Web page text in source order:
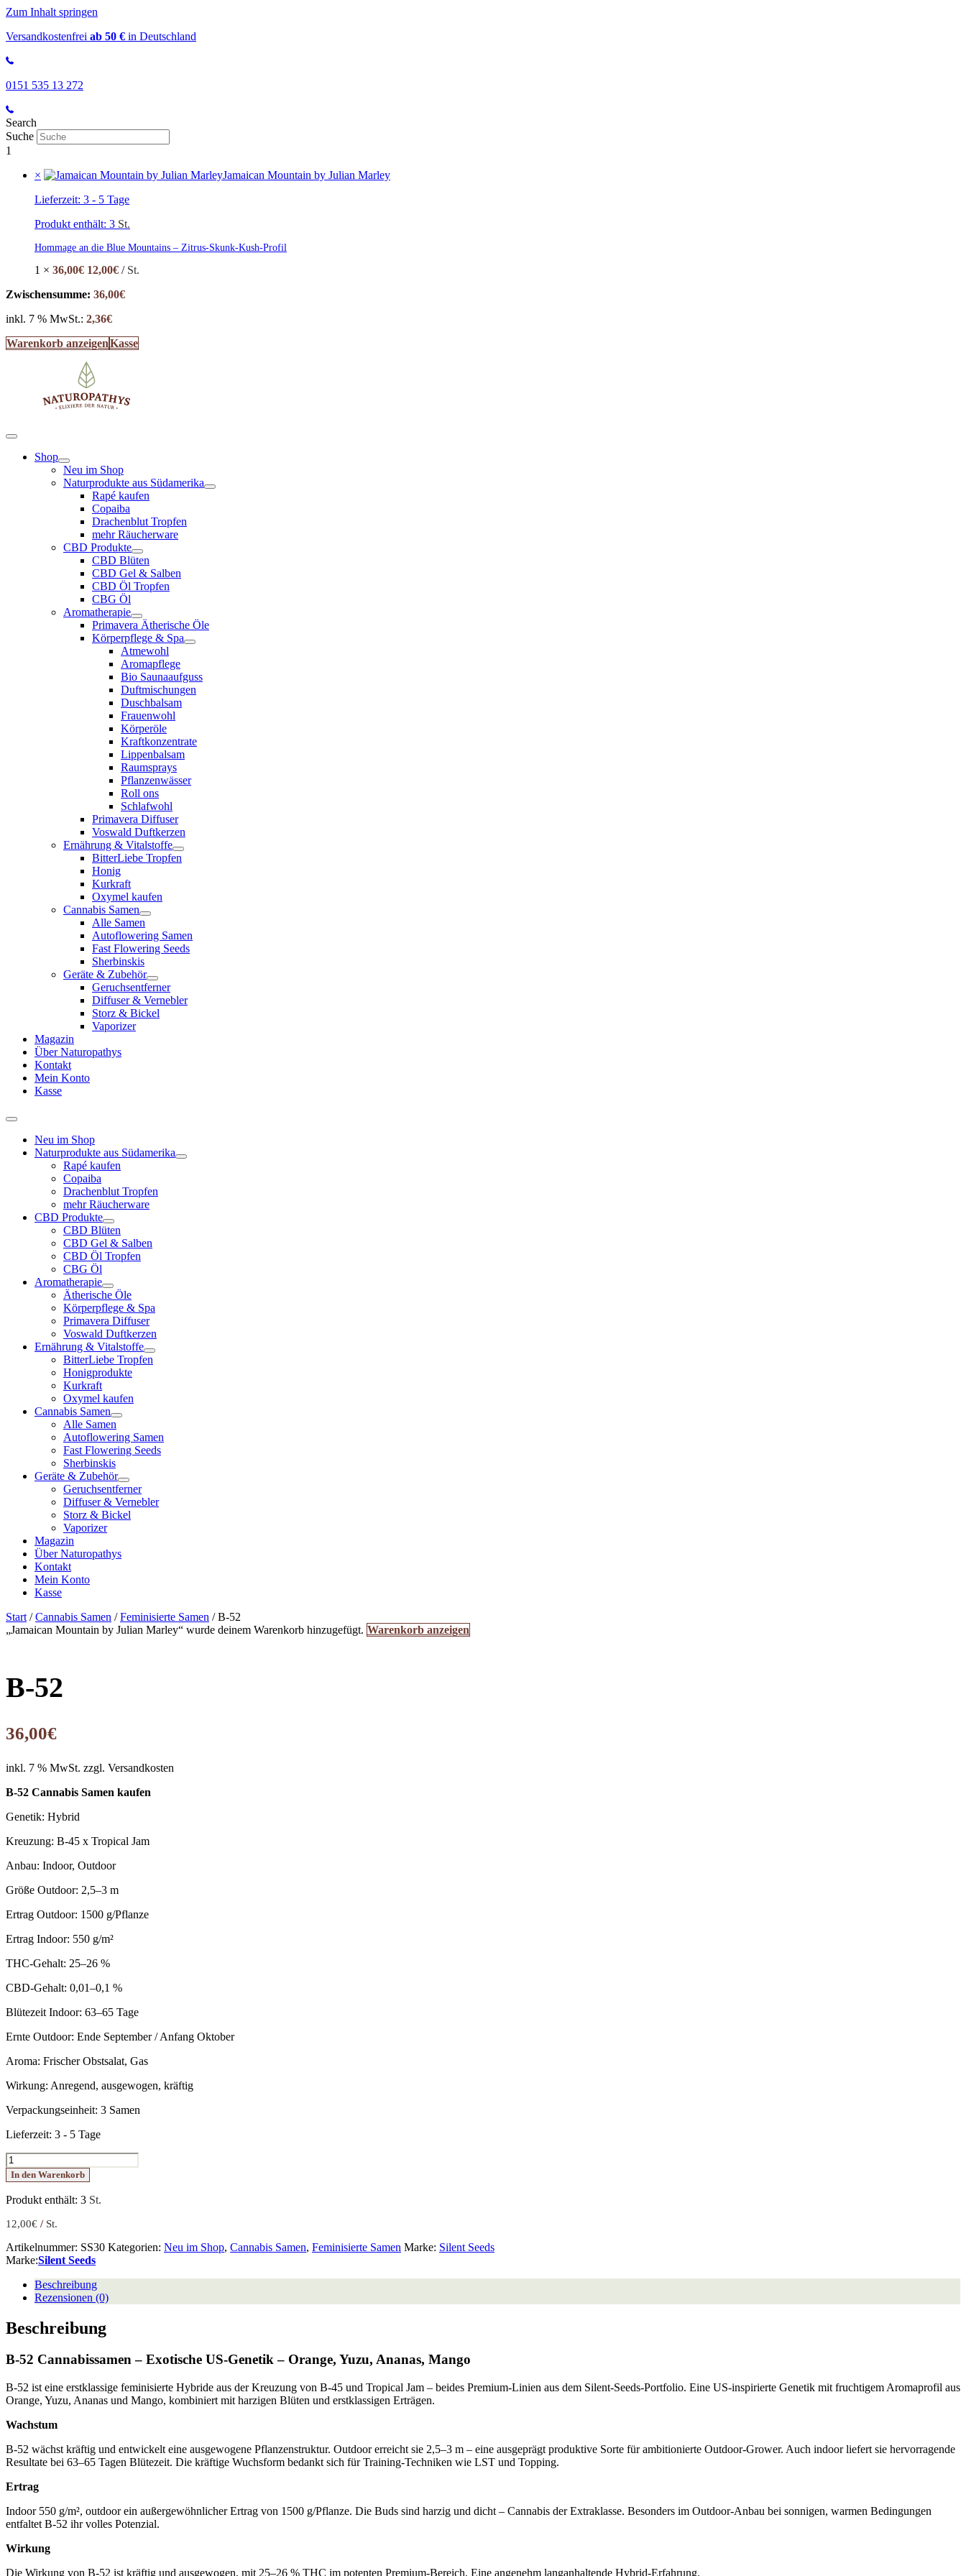
Zum Inhalt springen
Versandkostenfrei ab 50 € in Deutschland
0151 535 13 272
Search
Suche
1
×
Jamaican Mountain by Julian Marley
Lieferzeit: 3 - 5 Tage
Produkt enthält: 3 St.
Hommage an die Blue Mountains – Zitrus-Skunk-Kush-Profil
1 × 36,00€ 12,00€ / St.
Zwischensumme: 36,00€
inkl. 7 % MwSt.: 2,36€
Warenkorb anzeigenKasse
Shop
Neu im Shop
Naturprodukte aus Südamerika
Rapé kaufen
Copaiba
Drachenblut Tropfen
mehr Räucherware
CBD Produkte
CBD Blüten
CBD Gel & Salben
CBD Öl Tropfen
CBG Öl
Aromatherapie
Primavera Ätherische Öle
Körperpflege & Spa
Atmewohl
Aromapflege
Bio Saunaaufguss
Duftmischungen
Duschbalsam
Frauenwohl
Körperöle
Kraftkonzentrate
Lippenbalsam
Raumsprays
Pflanzenwässer
Roll ons
Schlafwohl
Primavera Diffuser
Voswald Duftkerzen
Ernährung & Vitalstoffe
BitterLiebe Tropfen
Honig
Kurkraft
Oxymel kaufen
Cannabis Samen
Alle Samen
Autoflowering Samen
Fast Flowering Seeds
Sherbinskis
Geräte & Zubehör
Geruchsentferner
Diffuser & Vernebler
Storz & Bickel
Vaporizer
Magazin
Über Naturopathys
Kontakt
Mein Konto
Kasse
Neu im Shop
Naturprodukte aus Südamerika
Rapé kaufen
Copaiba
Drachenblut Tropfen
mehr Räucherware
CBD Produkte
CBD Blüten
CBD Gel & Salben
CBD Öl Tropfen
CBG Öl
Aromatherapie
Ätherische Öle
Körperpflege & Spa
Primavera Diffuser
Voswald Duftkerzen
Ernährung & Vitalstoffe
BitterLiebe Tropfen
Honigprodukte
Kurkraft
Oxymel kaufen
Cannabis Samen
Alle Samen
Autoflowering Samen
Fast Flowering Seeds
Sherbinskis
Geräte & Zubehör
Geruchsentferner
Diffuser & Vernebler
Storz & Bickel
Vaporizer
Magazin
Über Naturopathys
Kontakt
Mein Konto
Kasse
Start /Cannabis Samen /Feminisierte Samen / B-52
„Jamaican Mountain by Julian Marley“ wurde deinem Warenkorb hinzugefügt. Warenkorb anzeigen
B-52
36,00€
inkl. 7 % MwSt. zzgl. Versandkosten
B-52 Cannabis Samen kaufen
Genetik: Hybrid
Kreuzung: B-45 x Tropical Jam
Anbau: Indoor, Outdoor
Größe Outdoor: 2,5–3 m
Ertrag Outdoor: 1500 g/Pflanze
Ertrag Indoor: 550 g/m²
THC-Gehalt: 25–26 %
CBD-Gehalt: 0,01–0,1 %
Blütezeit Indoor: 63–65 Tage
Ernte Outdoor: Ende September / Anfang Oktober
Aroma: Frischer Obstsalat, Gas
Wirkung: Anregend, ausgewogen, kräftig
Verpackungseinheit: 3 Samen
Lieferzeit: 3 - 5 Tage
B-
52
Menge
In den Warenkorb
Produkt enthält: 3 St.
12,00€ / St.
Artikelnummer: SS30 Kategorien: Neu im Shop, Cannabis Samen, Feminisierte Samen Marke: Silent Seeds
Marke:Silent Seeds
Beschreibung
Rezensionen (0)
Beschreibung
B-52 Cannabissamen – Exotische US-Genetik – Orange, Yuzu, Ananas, Mango
B-52 ist eine erstklassige feminisierte Hybride aus der Kreuzung von B-45 und Tropical Jam – beides Premium-Linien aus dem Silent-Seeds-Portfolio. Eine US-inspirierte Genetik mit fruchtigem Aromaprofil aus
Orange, Yuzu, Ananas und Mango, kombiniert mit harzigen Blüten und erstklassigen Erträgen.
Wachstum
B-52 wächst kräftig und entwickelt eine ausgewogene Pflanzenstruktur. Outdoor erreicht sie 2,5–3 m – eine ausgeprägt produktive Sorte für ambitionierte Outdoor-Grower. Auch indoor liefert sie hervorragende
Resultate bei 63–65 Tagen Blütezeit. Die kräftige Wuchsform bedankt sich für Training-Techniken wie LST und Topping.
Ertrag
Indoor 550 g/m², outdoor ein außergewöhnlicher Ertrag von 1500 g/Pflanze. Die Buds sind harzig und dicht – Cannabis der Extraklasse. Besonders im Outdoor-Anbau bei sonnigen, warmen Bedingungen
entfaltet B-52 ihr volles Potenzial.
Wirkung
Die Wirkung von B-52 ist kräftig und ausgewogen, mit 25–26 % THC im potenten Premium-Bereich. Eine angenehm langanhaltende Hybrid-Erfahrung.